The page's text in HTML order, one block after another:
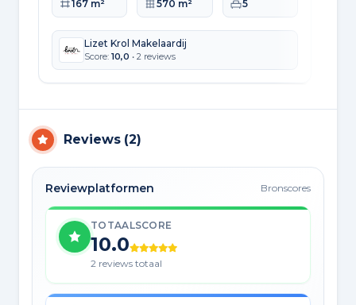
Woonoppervlakte
167 m² Perceeloppervlakte
570 m² Slaapkamers
5
Lizet Krol Makelaardij
Score: 10,0 • 2 reviews
Reviews (2)
Reviewplatformen Bronscores
TOTAALSCORE
10.0
2 reviews totaal